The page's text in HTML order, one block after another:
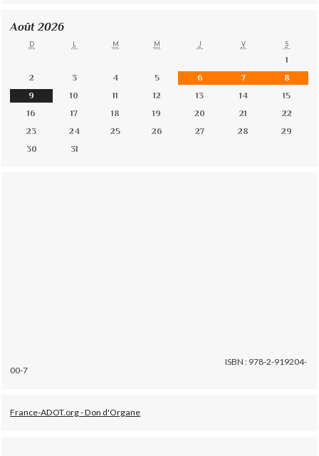
Août 2026
D L M M J V S
1
2
3 4 5 6 7
8
9
10 11 12 13 14
15
16
17 18 19 20 21
22
23
24 25 26 27 28
29
30
31
ISBN : 978-2-919204-
00-7
France-ADOT.org - Don d'Organe